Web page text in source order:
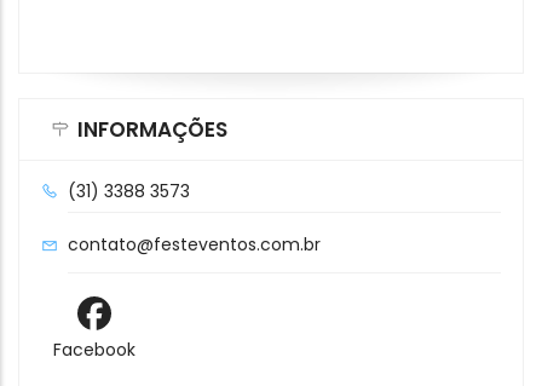
INFORMAÇÕES
(31) 3388 3573
contato@festeventos.com.br
Facebook